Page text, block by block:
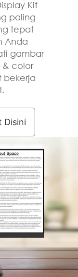
rapat
MSI
virtual